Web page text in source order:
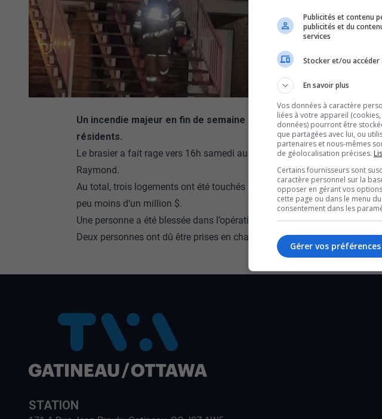
Un incendie majeur en fin de semaine a forcé l’évacuation d’une
résidents.
Le brasier a fait rage vers 16h samedi au 115 avenue des Jonquilles,
Raymond.
Au total, trois logements ont été touchés par l’incendie où les
peu moins d’un million $.
Une personne a été blessée dans l’opération.
Deux personnes ont dû être prises en charge par la Croix Rouge.
STATION
Publicités et contenu
publicités et du
services
Stocker et/ou
En savoir plus
Vos données à caractère
liées à votre appareil
données) pourront être
que partagées avec lui, ou
partenaires et nous-mêmes
de géolocalisation précises.
Certains fournisseurs sont
caractère personnel sur la
opposer en gérant vos
cette page ou dans le menu
consentement dans les
Gérer vos préférences